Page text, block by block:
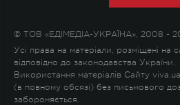
© ТОВ «ЕДІМЕДІА-УКРАЇНА», 2008 -
Усі права на матеріали, розміщені на
відповідно до законодавства України.
Використання матеріалів Сайту
(в повному обсязі) без письмового
забороняється.